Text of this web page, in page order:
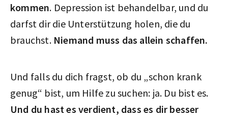
kommen. Depression ist behandelbar, und du
darfst dir die Unterstützung holen, die du
brauchst. Niemand muss das allein schaffen.
Und falls du dich fragst, ob du „schon krank
genug“ bist, um Hilfe zu suchen: ja. Du bist es.
Und du hast es verdient, dass es dir besser